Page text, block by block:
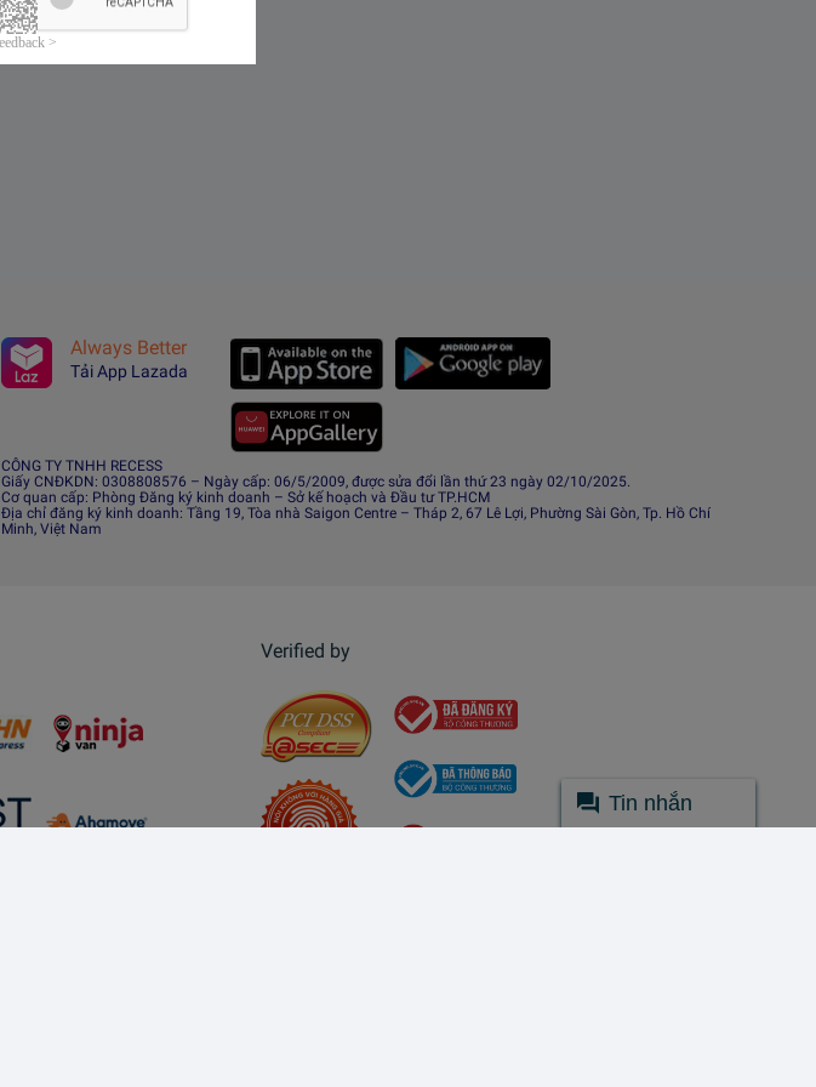
Always Better
Tải App Lazada
CÔNG TY TNHH RECESS
Giấy CNĐKDN: 0308808576 – Ngày cấp: 06/5/2009, được sửa đổi lần thứ 23 ngày 02/10/2025.
Cơ quan cấp: Phòng Đăng ký kinh doanh – Sở kế hoạch và Đầu tư TP.HCM
Địa chỉ đăng ký kinh doanh: Tầng 19, Tòa nhà Saigon Centre – Tháp 2, 67 Lê Lợi, Phường Sài Gòn, Tp. Hồ Chí
Minh, Việt Nam
Verified by
Tin nhắn